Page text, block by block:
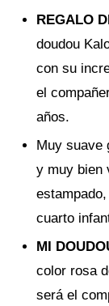
REGALO
doudou
con su
el
años.
Muy suave
y muy bien
cuarto
MI
color rosa
será el